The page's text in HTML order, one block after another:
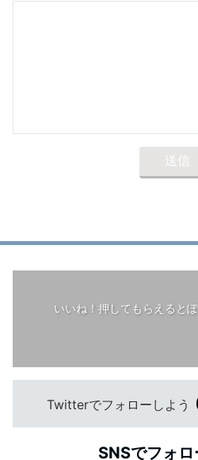
いいね！押してもらえると
Twitterでフォローしよう
SNSでフォロ